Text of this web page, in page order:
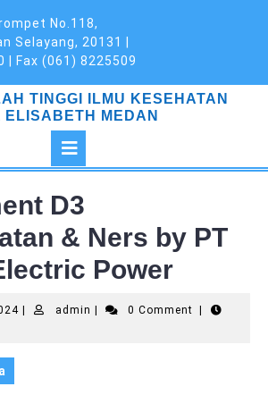
No.118,
Selayang, 20131 |
| Fax (061) 8225509
TINGGI ILMU KESEHATAN
ELISABETH MEDAN
D3
& Ners by PT
Power
Desemberadmin admin 0 Comment